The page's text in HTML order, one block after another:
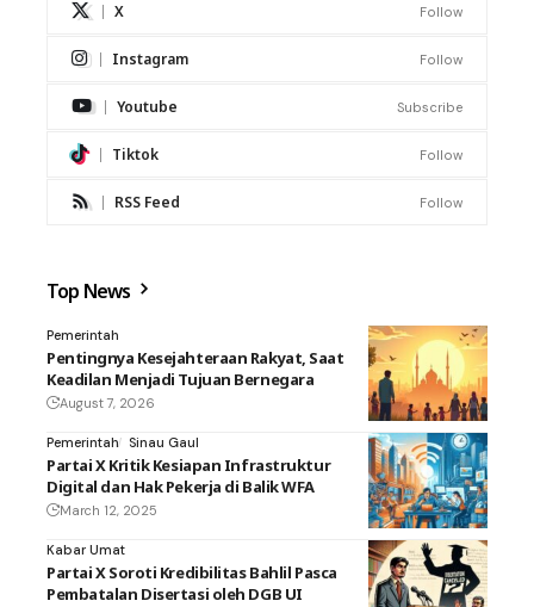
X Follow
Instagram Follow
Youtube Subscribe
Tiktok Follow
RSS Feed Follow
Top News
Pemerintah
Pentingnya Kesejahteraan Rakyat, Saat
Keadilan Menjadi Tujuan Bernegara
August 7, 2026
Pemerintah Sinau Gaul
Partai X Kritik Kesiapan Infrastruktur
Digital dan Hak Pekerja di Balik WFA
March 12, 2025
Kabar Umat
Partai X Soroti Kredibilitas Bahlil Pasca
Pembatalan Disertasi oleh DGB UI